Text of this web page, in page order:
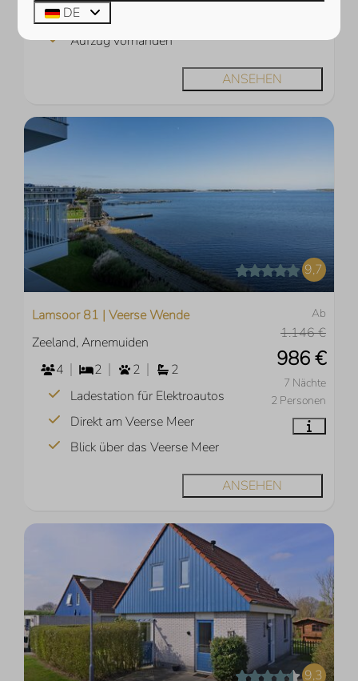
Blick über das Veerse Meer
Aufzug vorhanden
ANSEHEN
9,7
Ab
1.146 €
986 €
7 Nächte
2 Personen
Lamsoor 81 | Veerse Wende
Zeeland, Arnemuiden
4
2 2
2
Ladestation für Elektroautos
Direkt am Veerse Meer
Blick über das Veerse Meer
ANSEHEN
9,3
DE